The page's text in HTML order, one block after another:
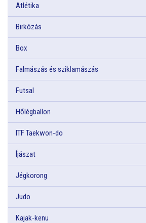
Atlétika
Birkózás
Box
Falmászás és sziklamászás
Futsal
Hőlégballon
ITF Taekwon-do
Íjászat
Jégkorong
Judo
Kajak-kenu